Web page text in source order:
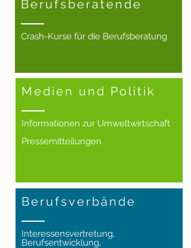
Berufsberatende
Crash-Kurse für die Berufsberatung
Medien und Politik
Informationen zur Umweltwirtschaft
Pressemitteilungen
Berufsverbände
Interessensvertretung,
Berufsentwicklung,